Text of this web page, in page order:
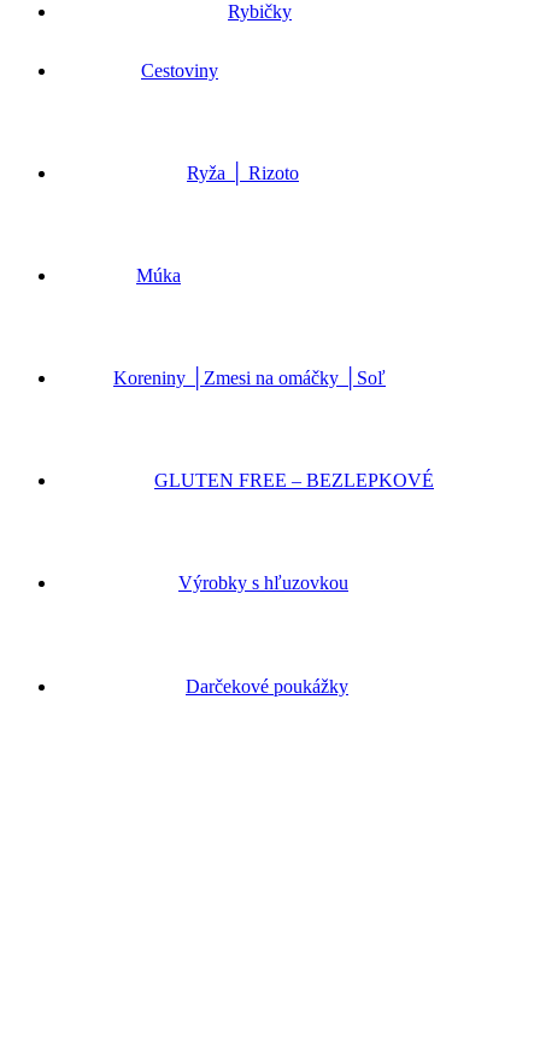
Rybičky
Cestoviny
Ryža │ Rizoto
Múka
Koreniny │Zmesi na omáčky │Soľ
GLUTEN FREE – BEZLEPKOVÉ
Výrobky s hľuzovkou
Darčekové poukážky